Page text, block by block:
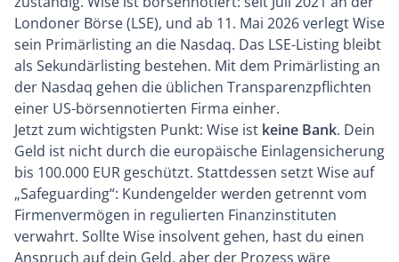
Londoner Börse (LSE), und ab 11. Mai 2026 verlegt Wise
sein Primärlisting an die Nasdaq. Das LSE-Listing bleibt
als Sekundärlisting bestehen. Mit dem Primärlisting an
der Nasdaq gehen die üblichen Transparenzpflichten
einer US-börsennotierten Firma einher.
Jetzt zum wichtigsten Punkt: Wise ist keine Bank. Dein
Geld ist nicht durch die europäische Einlagensicherung
bis 100.000 EUR geschützt. Stattdessen setzt Wise auf
„Safeguarding“: Kundengelder werden getrennt vom
Firmenvermögen in regulierten Finanzinstituten
verwahrt. Sollte Wise insolvent gehen, hast du einen
Anspruch auf dein Geld, aber der Prozess wäre